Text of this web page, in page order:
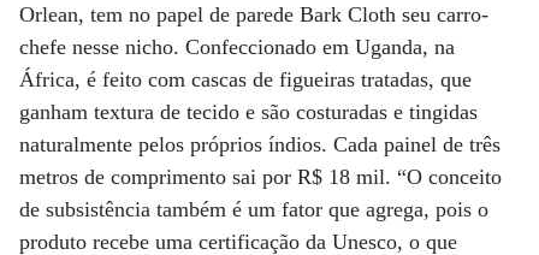
Orlean, tem no papel de parede Bark Cloth seu carro-
chefe nesse nicho. Confeccionado em Uganda, na
África, é feito com cascas de figueiras tratadas, que
ganham textura de tecido e são costuradas e tingidas
naturalmente pelos próprios índios. Cada painel de três
metros de comprimento sai por R$ 18 mil. “O conceito
de subsistência também é um fator que agrega, pois o
produto recebe uma certificação da Unesco, o que